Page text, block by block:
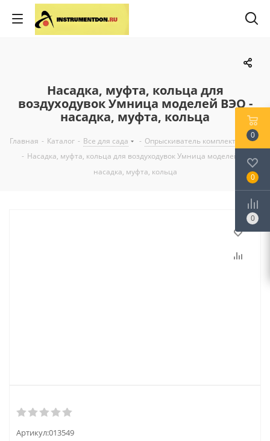
Насадка, муфта, кольца для
воздуходувок Умница моделей ВЭО -
насадка, муфта, кольца
Главная - Каталог - Все для сада - Опрыскиватель комплектующие
- Насадка, муфта, кольца для воздуходувок Умница моделей ВЭО -
насадка, муфта, кольца
Артикул:013549
0
0
0